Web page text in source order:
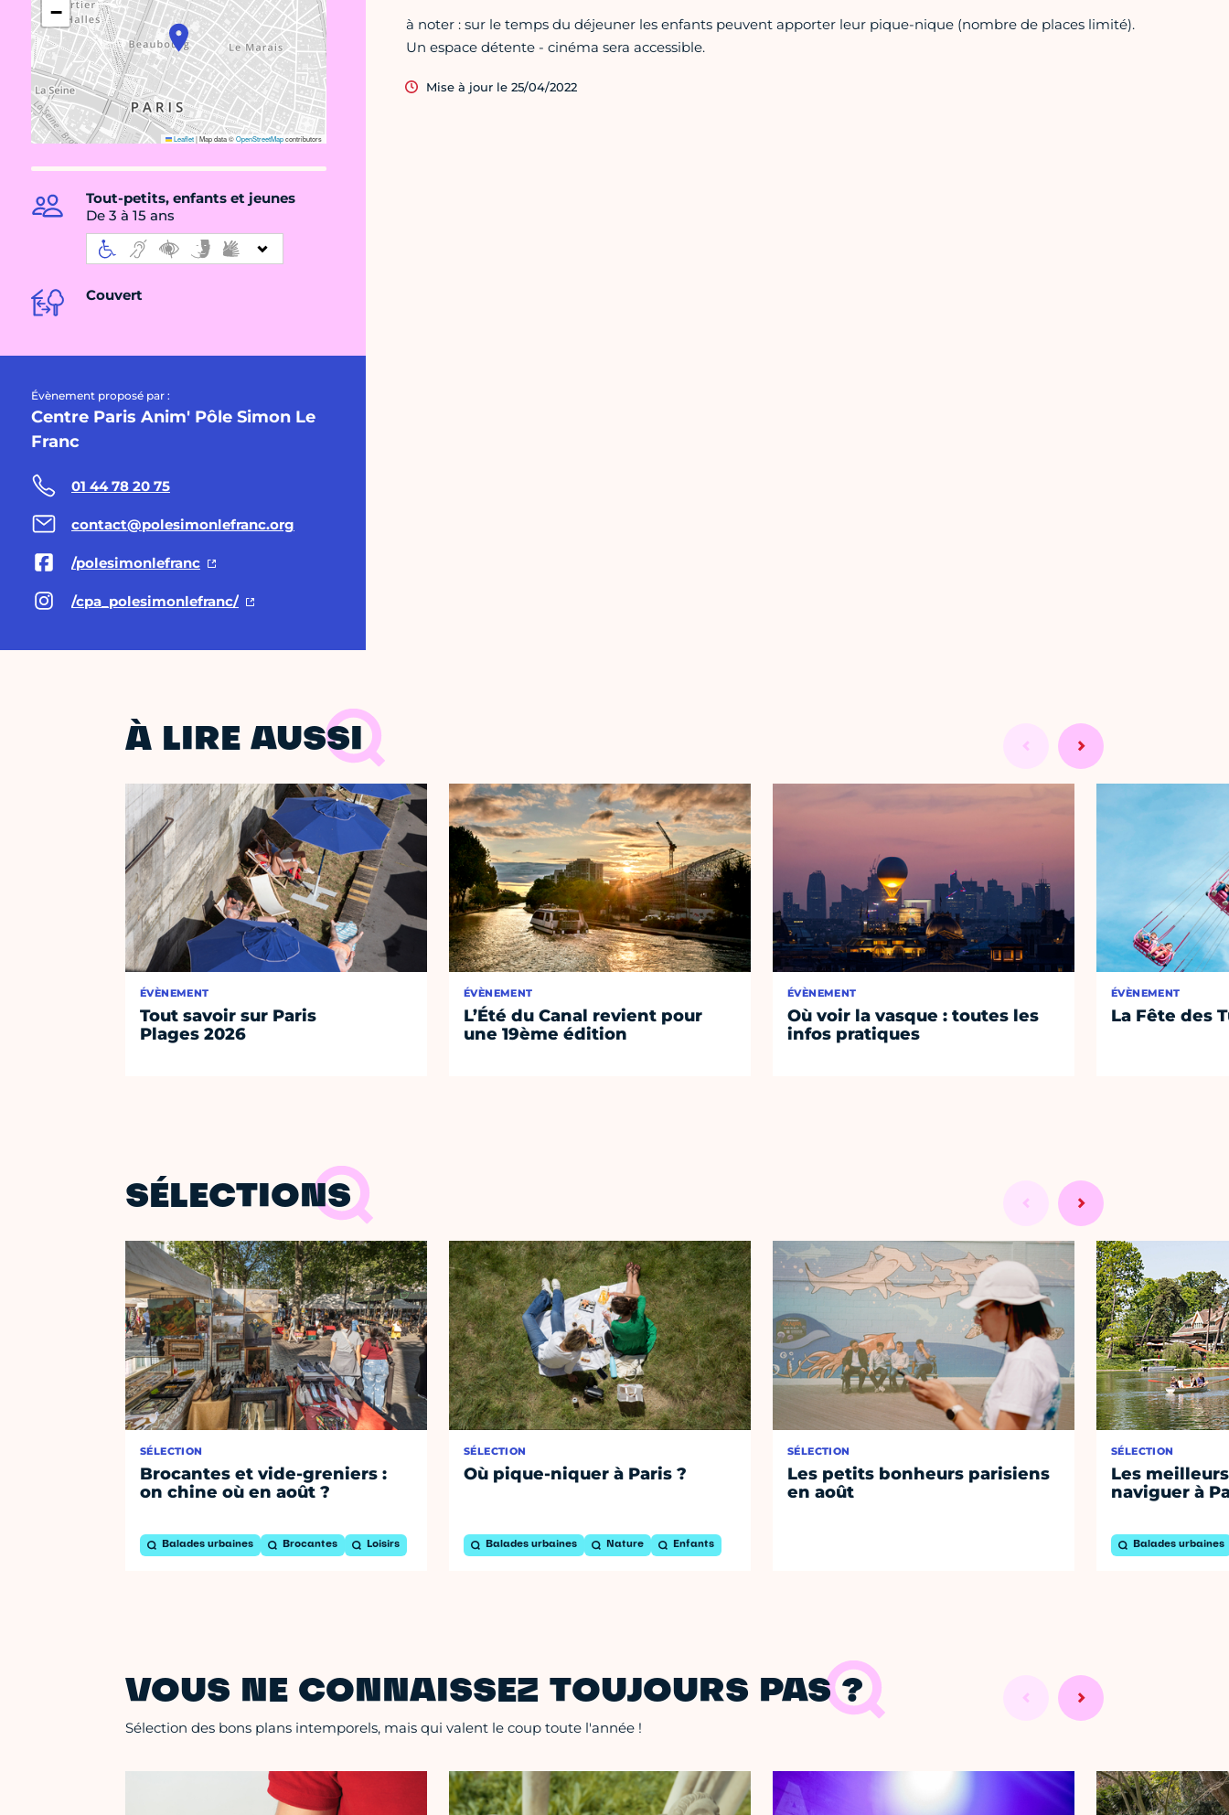
−
Leaflet|Map data ©OpenStreetMapcontributors
Tout-petits, enfants et jeunes
De 3 à 15 ans
Couvert
Évènement proposé par :
Centre Paris Anim' Pôle Simon Le
Franc
01 44 78 20 75
contact@polesimonlefranc.org
/polesimonlefranc
/cpa_polesimonlefranc/
à noter : sur le temps du déjeuner les enfants peuvent apporter leur pique-nique (nombre de places limité).
Un espace détente - cinéma sera accessible.
Mise à jour le 25/04/2022
À LIRE AUSSI
ÉVÈNEMENT
Tout savoir sur Paris
Plages 2026
ÉVÈNEMENT
L’Été du Canal revient pour
une 19ème édition
ÉVÈNEMENT
Où voir la vasque : toutes les
infos pratiques
ÉVÈNEMENT
La Fête des
SÉLECTIONS
SÉLECTION
Brocantes et vide-greniers :
on chine où en août ?
Balades urbaines Brocantes Loisirs
SÉLECTION
Où pique-niquer à Paris ?
Balades urbaines Nature Enfants
SÉLECTION
Les petits bonheurs parisiens
en août
SÉLECTION
Les
naviguer à
Balades urbaines
VOUS NE CONNAISSEZ TOUJOURS PAS ?
Sélection des bons plans intemporels, mais qui valent le coup toute l'année !